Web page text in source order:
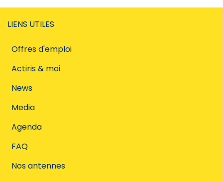
LIENS UTILES
Offres d'emploi
Actiris & moi
News
Media
Agenda
FAQ
Nos antennes